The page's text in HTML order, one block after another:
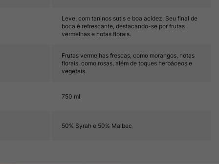
Leve, com taninos sutis e boa acidez. Seu final de
boca é refrescante, destacando-se por frutas
vermelhas e notas florais.
Frutas vermelhas frescas, como morangos, notas
florais, como rosas, além de toques herbáceos e
vegetais.
750 ml
50% Syrah e 50% Malbec